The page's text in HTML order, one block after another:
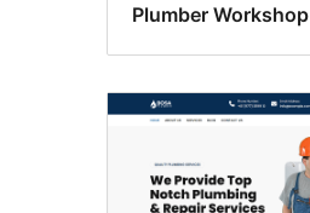
Plumber Workshop